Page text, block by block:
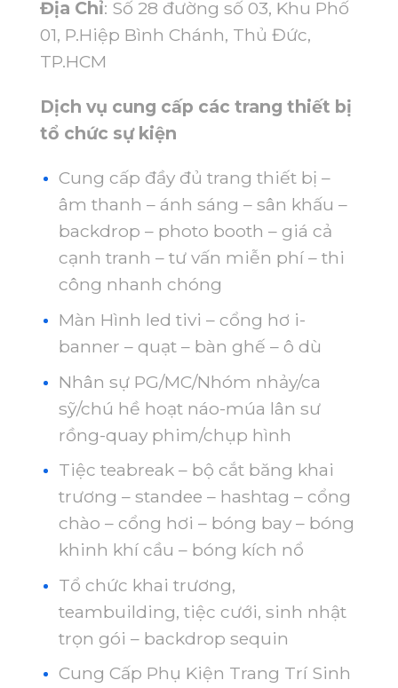
Địa Chỉ: Số 28 đường số 03, Khu Phố
01, P.Hiệp Bình Chánh, Thủ Đức,
TP.HCM
Dịch vụ cung cấp các trang thiết bị
tổ chức sự kiện
Cung cấp đầy đủ trang thiết bị –
âm thanh – ánh sáng – sân khấu –
backdrop – photo booth – giá cả
cạnh tranh – tư vấn miễn phí – thi
công nhanh chóng
Màn Hình led tivi – cổng hơ i-
banner – quạt – bàn ghế – ô dù
Nhân sự PG/MC/Nhóm nhảy/ca
sỹ/chú hề hoạt náo-múa lân sư
rồng-quay phim/chụp hình
Tiệc teabreak – bộ cắt băng khai
trương – standee – hashtag – cổng
chào – cổng hơi – bóng bay – bóng
khinh khí cầu – bóng kích nổ
Tổ chức khai trương,
teambuilding, tiệc cưới, sinh nhật
trọn gói – backdrop sequin
Cung Cấp Phụ Kiện Trang Trí Sinh